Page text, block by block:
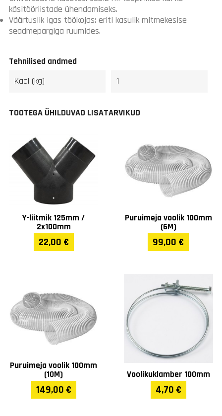
käsitööriistade ühendamiseks.
Väärtuslik igas töökojas: eriti kasulik mitmekesise
seadmepargiga ruumides.
Tehnilised andmed
Kaal (kg) 1
TOOTEGA ÜHILDUVAD LISATARVIKUD
Y-liitmik 125mm /
2x100mm
22,00 €
Puruimeja voolik 100mm
(6M)
99,00 €
Puruimeja voolik 100mm
(10M)
149,00 €
Voolikuklamber 100mm
4,70 €